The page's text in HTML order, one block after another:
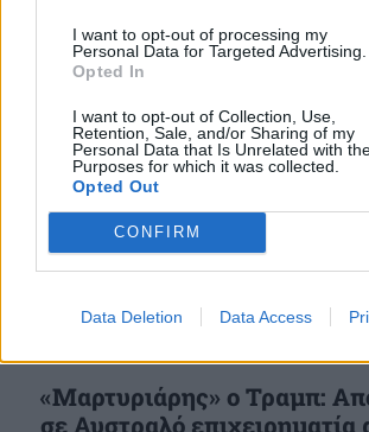
I want to opt-out of processing my
Personal Data for Targeted Advertising.
Opted In
I want to opt-out of Collection, Use,
Retention, Sale, and/or Sharing of my
Personal Data that Is Unrelated with
Purposes for which it was collected.
Opted Out
CONFIRM
Data Deletion Data Access
«Μαρτυριάρης» ο Τραμπ:
σε Αυστραλό επιχειρηματία